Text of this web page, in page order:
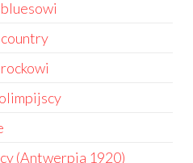
(Antwerpia 1920)